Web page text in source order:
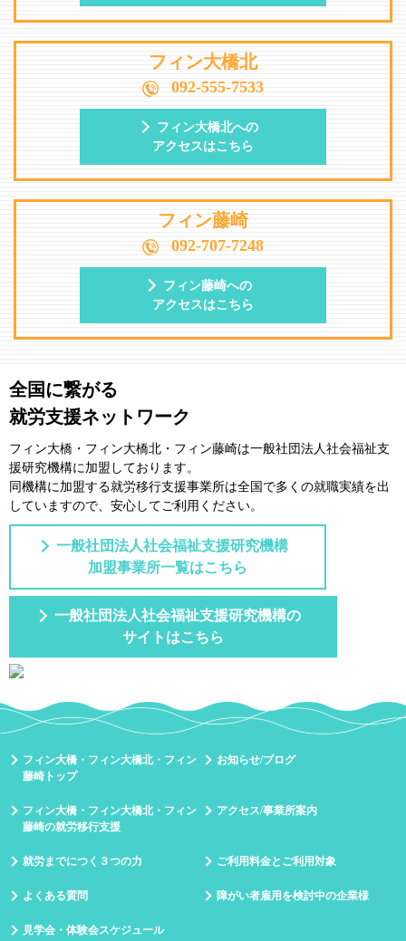
フィン大橋北
092-555-7533
フィン大橋北への
アクセスはこちら
フィン藤崎
092-707-7248
フィン藤崎への
アクセスはこちら
全国に繋がる
就労支援ネットワーク
フィン大橋・フィン大橋北・フィン藤崎は一般社団法⼈社会福祉⽀
援研究機構に加盟しております。
同機構に加盟する就労移⾏⽀援事業所は全国で多くの就職実績を出
していますので、安⼼してご利⽤ください。
一般社団法人社会福祉支援研究機構
加盟事業所一覧はこちら
一般社団法人社会福祉支援研究機構の
サイトはこちら
フィン大橋・フィン大橋北・フィン
藤崎トップ
お知らせ/ブログ
フィン大橋・フィン大橋北・フィン
藤崎の就労移行支援
アクセス/事業所案内
就労までにつく３つの力 ご利用料金とご利用対象
よくある質問 障がい者雇用を検討中の企業様
見学会・体験会スケジュール